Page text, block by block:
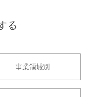
る
事業領域別